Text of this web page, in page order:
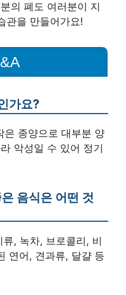
의 폐도 여러분이 지
관을 만들어가요!
가요?
은 종양으로 대부분 양
악성일 수 있어 정기
음식은 어떤 것
, 녹차, 브로콜리, 비
연어, 견과류, 달걀 등